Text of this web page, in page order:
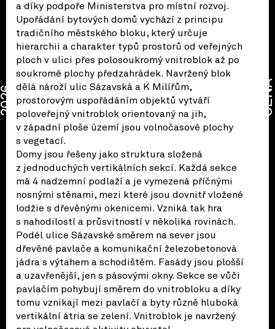
a díky podpoře Ministerstva pro místní rozvoj.
Upořádání bytových domů vychází z principu
tradičního městského bloku, který určuje
hierarchii a charakter typů prostorů od veřejných
ploch v ulici přes polosoukromý vnitroblok až po
soukromé plochy předzahrádek. Navržený blok
dělá nároží ulic Sázavská a K Milířům,
prostorovým uspořádáním objektů vytváří
poloveřejný vnitroblok orientovaný na jih,
v západní ploše území jsou volnočasové plochy
s vegetací.
Domy jsou řešeny jako struktura složená
z jednoduchých vertikálních sekcí. Každá sekce
má 4 nadzemní podlaží a je vymezená příčnými
nosnými stěnami, mezi které jsou dovnitř vložené
lodžie s dřevěnými okenicemi. Vzniká tak hra
s nahodilostí a průsvitností v několika rovinách.
Podél ulice Sázavské směrem na sever jsou
dřevěné pavlače a komunikační železobetonová
jádra s výtahem a schodištěm. Fasády jsou plošší
a uzavřenější, jen s pásovými okny. Sekce se vůči
pavlačím pohybují směrem do vnitrobloku a díky
tomu vznikají mezi pavlačí a byty různě hluboká
vertikální átria se zelení. Vnitroblok je navržený
2026 CENA